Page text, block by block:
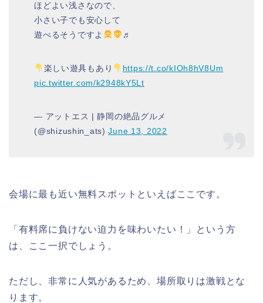
ほどよい浅さなので、
小さい子でも安心して
遊べるそうですよ
♬
楽しい遊具もあり
https://t.co/kIOh8hV8Um
pic.twitter.com/k2948kY5Lt
— アットエス | 静岡の絶品グルメ
(@shizushin_ats)June 13, 2022
会場に最も近い無料スポットといえばここです。
「有料席に負けない迫力を味わいたい！」という方
は、ここ一択でしょう。
ただし、非常に人気があるため、場所取りは激戦とな
ります。